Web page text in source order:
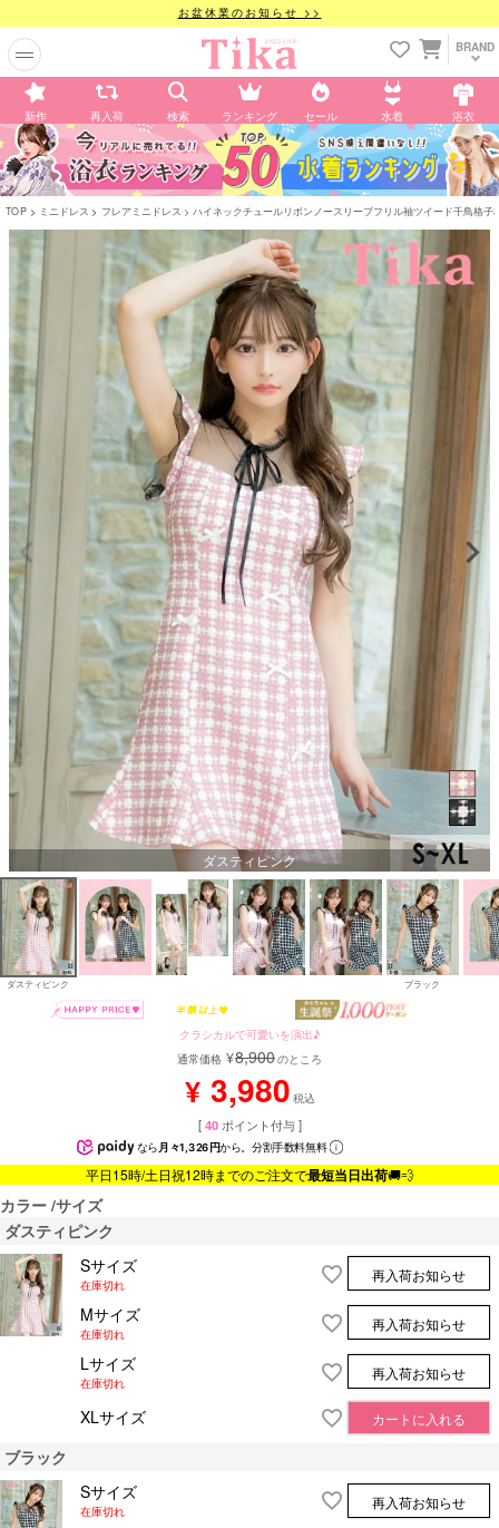
お盆休業のお知らせ >>
BRAND
新作 再入荷 検索 ランキング セール 水着 浴衣
TOP ミニドレス フレアミニドレス ハイネックチュールリボンノースリーブフリル袖ツイード千鳥格
ダスティピンク
ダスティピンク ブラック
クラシカルで可愛いを演出♪
通常価格 ¥8,900のところ
¥ 3,980 税込
[ 40 ポイント付与 ]
なら月々1,326円から。分割手数料無料
平日15時/土日祝12時までのご注文で最短当日出荷🚚💨
カラー サイズ
ダスティピンク
Sサイズ
在庫切れ
再入荷お知らせ
Mサイズ
在庫切れ
再入荷お知らせ
Lサイズ
在庫切れ
再入荷お知らせ
XLサイズ カートに入れる
ブラック
Sサイズ
在庫切れ
再入荷お知らせ